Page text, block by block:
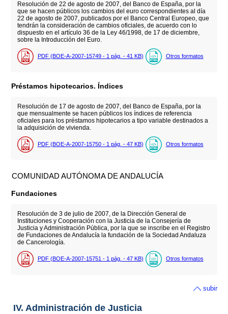
Resolución de 22 de agosto de 2007, del Banco de España, por la
que se hacen públicos los cambios del euro correspondientes al día
22 de agosto de 2007, publicados por el Banco Central Europeo, que
tendrán la consideración de cambios oficiales, de acuerdo con lo
dispuesto en el artículo 36 de la Ley 46/1998, de 17 de diciembre,
sobre la Introducción del Euro.
PDF (BOE-A-2007-15749 - 1 pág. - 41 KB) Otros formatos
Préstamos hipotecarios. Índices
Resolución de 17 de agosto de 2007, del Banco de España, por la
que mensualmente se hacen públicos los índices de referencia
oficiales para los préstamos hipotecarios a tipo variable destinados a
la adquisición de vivienda.
PDF (BOE-A-2007-15750 - 1 pág. - 47 KB) Otros formatos
COMUNIDAD AUTÓNOMA DE ANDALUCÍA
Fundaciones
Resolución de 3 de julio de 2007, de la Dirección General de
Instituciones y Cooperación con la Justicia de la Consejería de
Justicia y Administración Pública, por la que se inscribe en el Registro
de Fundaciones de Andalucía la fundación de la Sociedad Andaluza
de Cancerología.
PDF (BOE-A-2007-15751 - 1 pág. - 47 KB) Otros formatos
subir
IV. Administración de Justicia